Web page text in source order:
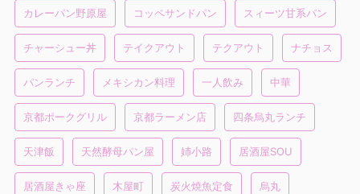
カレーパン野原屋 コッペサンドパン スィーツ甘系パン
チャーシュー丼 テイクアウト テクアウト ナチョス
パンランチ メキシカン料理 一人飲み 中華
京都ポークグリル 京都ラーメン店 四条烏丸ランチ
天津飯 天然酵母パン屋 姉小路 居酒屋SOU
居酒屋きゃ座 木屋町 炭火焼魚定食 烏丸